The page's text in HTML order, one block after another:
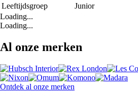
Leeftijdsgroep
Junior
Loading...
Loading...
Al onze merken
Ontdek al onze merken